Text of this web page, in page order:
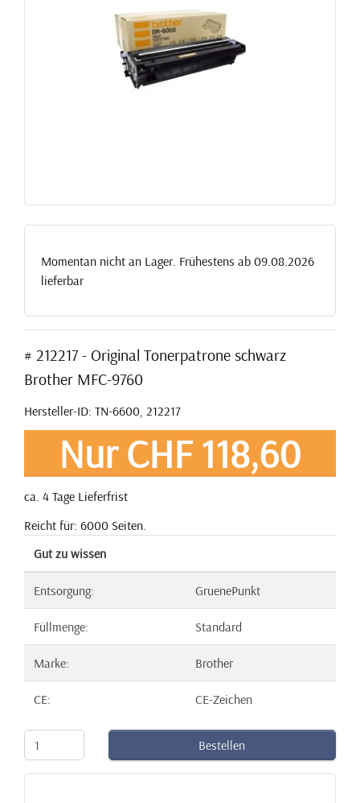
Momentan nicht an Lager. Frühestens ab 09.08.2026
lieferbar
# 212217 - Original Tonerpatrone schwarz
Brother MFC-9760
Hersteller-ID: TN-6600, 212217
Nur CHF 118,60
ca. 4 Tage Lieferfrist
Reicht für: 6000 Seiten.
Gut zu wissen
Entsorgung: GruenePunkt
Füllmenge: Standard
Marke: Brother
CE: CE-Zeichen
Bestellen